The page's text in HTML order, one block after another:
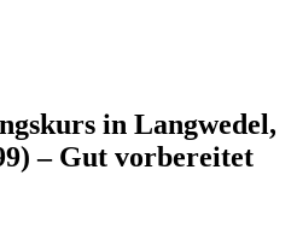
in Langwedel,
– Gut vorbereitet